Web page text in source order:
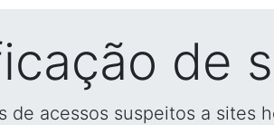
de
de acessos suspeitos a sites